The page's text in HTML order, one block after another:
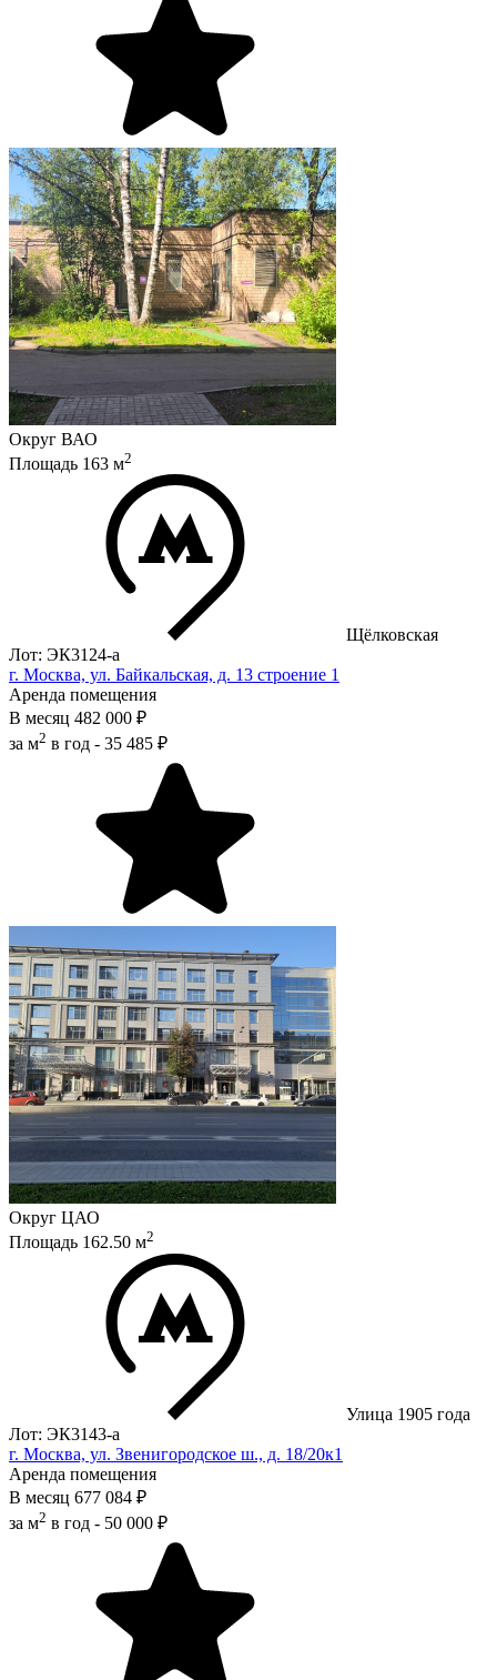
Округ ВАО
Площадь 163 м2
Щёлковская
Лот: ЭК3124-a
г. Москва, ул. Байкальская, д. 13 строение 1
Аренда помещения
В месяц 482 000 ₽
за м2 в год - 35 485 ₽
Округ ЦАО
Площадь 162.50 м2
Улица 1905 года
Лот: ЭК3143-a
г. Москва, ул. Звенигородское ш., д. 18/20к1
Аренда помещения
В месяц 677 084 ₽
за м2 в год - 50 000 ₽